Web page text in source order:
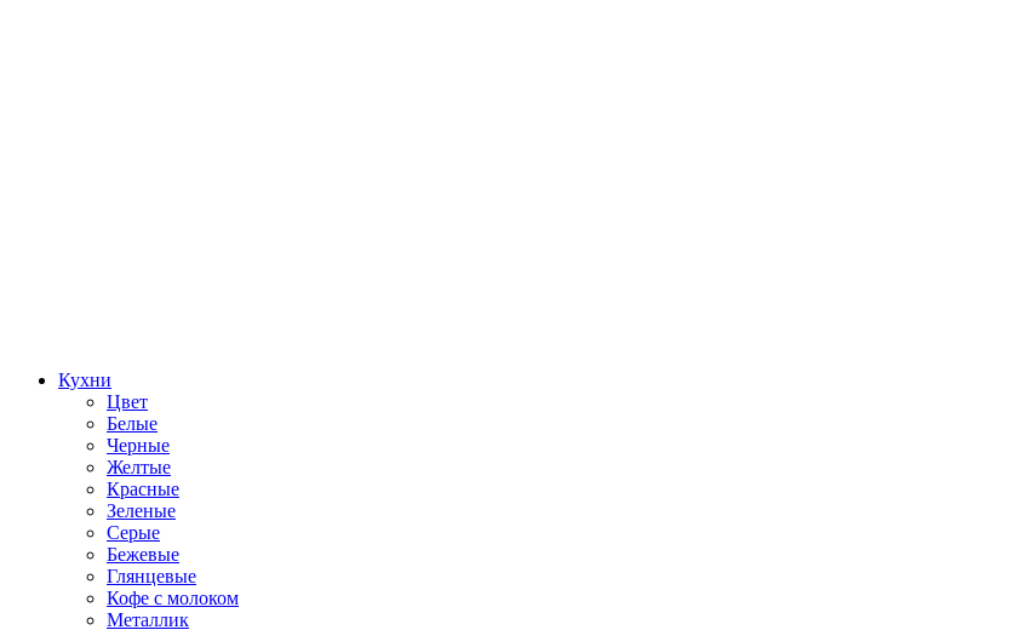
Кухни
Цвет
Белые
Черные
Желтые
Красные
Зеленые
Серые
Бежевые
Глянцевые
Кофе с молоком
Металлик